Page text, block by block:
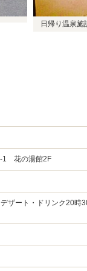
日帰り温泉施
1 花の湯館2F
ザート・ドリンク20時